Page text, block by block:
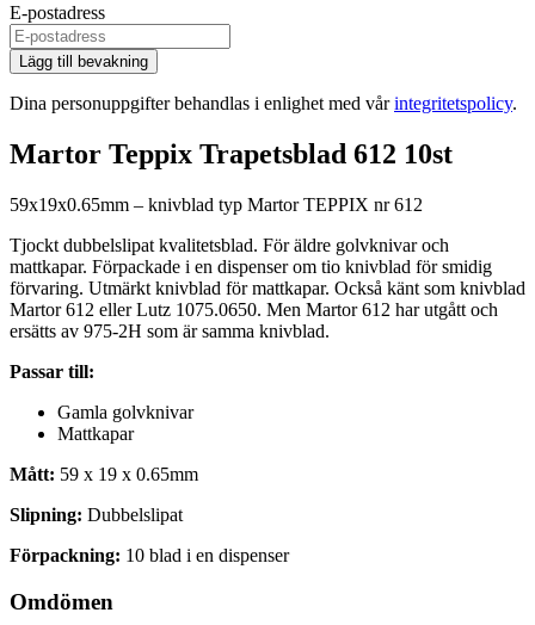
E-postadress
Lägg till bevakning
Dina personuppgifter behandlas i enlighet med vårintegritetspolicy.
Martor Teppix Trapetsblad 612 10st
59x19x0.65mm – knivblad typ Martor TEPPIX nr 612
Tjockt dubbelslipat kvalitetsblad. För äldre golvknivar och
mattkapar. Förpackade i en dispenser om tio knivblad för smidig
förvaring. Utmärkt knivblad för mattkapar. Också känt som knivblad
Martor 612 eller Lutz 1075.0650. Men Martor 612 har utgått och
ersätts av 975-2H som är samma knivblad.
Passar till:
Gamla golvknivar
Mattkapar
Mått: 59 x 19 x 0.65mm
Slipning: Dubbelslipat
Förpackning: 10 blad i en dispenser
Omdömen